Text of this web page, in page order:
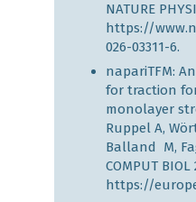
NATURE
https://
026-03311-6.
napariTFM:
for traction
monolayer
Ruppel A,
Balland M,
COMPUT BIOL
https://